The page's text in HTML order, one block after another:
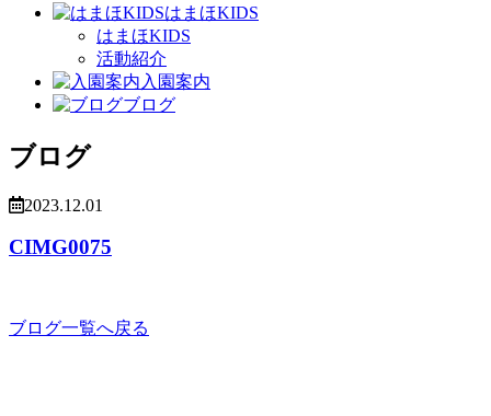
はまほKIDS
はまほKIDS
活動紹介
入園案内
ブログ
ブログ
2023.12.01
CIMG0075
ブログ一覧へ戻る